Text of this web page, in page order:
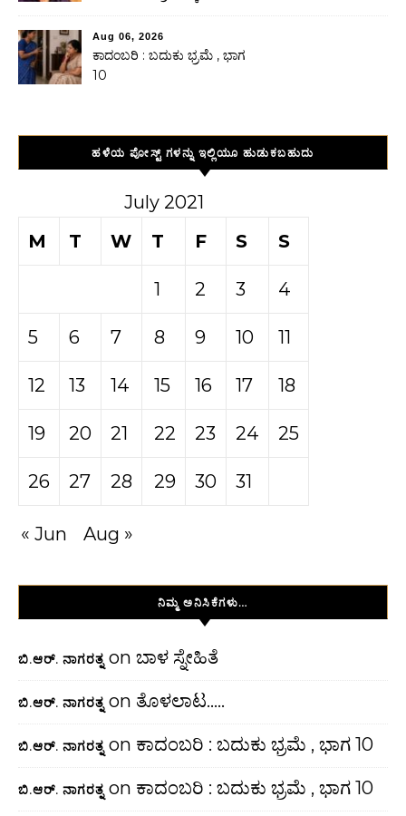
Aug 06, 2026
ಕಾದಂಬರಿ : ಬದುಕು ಭ್ರಮೆ , ಭಾಗ
10
ಹಳೆಯ ಪೋಸ್ಟ್ ಗಳನ್ನು ಇಲ್ಲಿಯೂ ಹುಡುಕಬಹುದು
July 2021
M
T W T F S S
1 2 3 4
5 6 7 8 9 10 11
12 13 14 15 16 17 18
19 20 21 22 23 24 25
26 27 28 29 30 31
« Jun Aug »
ನಿಮ್ಮ ಅನಿಸಿಕೆಗಳು…
ಬಿ.ಆರ್. ನಾಗರತ್ನ on ಬಾಳ ಸ್ನೇಹಿತೆ
ಬಿ.ಆರ್. ನಾಗರತ್ನ on ತೊಳಲಾಟ…..
ಬಿ.ಆರ್. ನಾಗರತ್ನ on ಕಾದಂಬರಿ : ಬದುಕು ಭ್ರಮೆ , ಭಾಗ 10
ಬಿ.ಆರ್. ನಾಗರತ್ನ on ಕಾದಂಬರಿ : ಬದುಕು ಭ್ರಮೆ , ಭಾಗ 10